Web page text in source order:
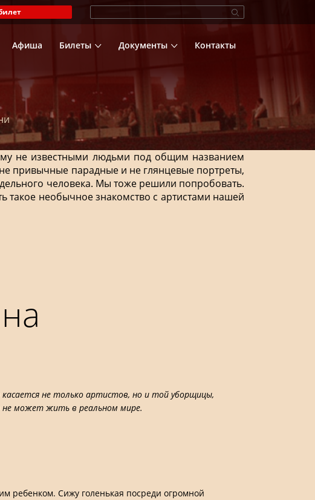
Афиша Билеты Документы Контакты
не известными людьми под общим названием
привычные парадные и не глянцевые портреты,
человека. Мы тоже решили попробовать.
такое необычное знакомство с артистами нашей
не только артистов, но и той уборщицы,
может жить в реальном мире.
ребенком. Сижу голенькая посреди огромной